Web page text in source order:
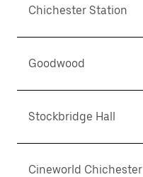
Chichester Station
Goodwood
Stockbridge Hall
Cineworld Chichester